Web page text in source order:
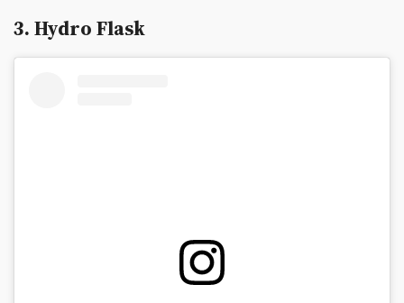
3. Hydro Flask